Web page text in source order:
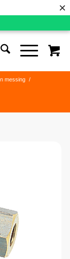
×
messing
/